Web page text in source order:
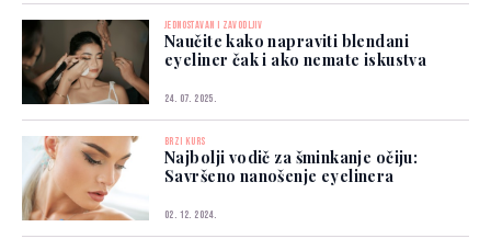
JEDNOSTAVAN I ZAVODLJIV
Naučite kako napraviti blendani
eyeliner čak i ako nemate iskustva
24. 07. 2025.
BRZI KURS
Najbolji vodič za šminkanje očiju:
Savršeno nanošenje eyelinera
02. 12. 2024.